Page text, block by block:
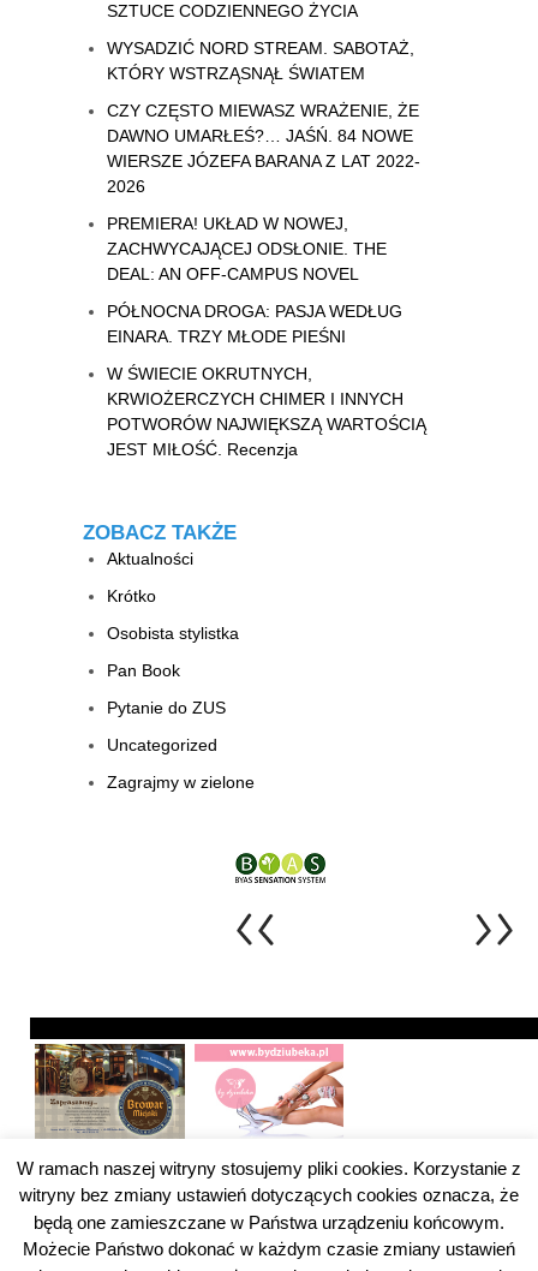
SZTUCE CODZIENNEGO ŻYCIA
WYSADZIĆ NORD STREAM. SABOTAŻ,
KTÓRY WSTRZĄSNĄŁ ŚWIATEM
CZY CZĘSTO MIEWASZ WRAŻENIE, ŻE
DAWNO UMARŁEŚ?… JAŚŃ. 84 NOWE
WIERSZE JÓZEFA BARANA Z LAT 2022-
2026
PREMIERA! UKŁAD W NOWEJ,
ZACHWYCAJĄCEJ ODSŁONIE. THE
DEAL: AN OFF-CAMPUS NOVEL
PÓŁNOCNA DROGA: PASJA WEDŁUG
EINARA. TRZY MŁODE PIEŚNI
W ŚWIECIE OKRUTNYCH,
KRWIOŻERCZYCH CHIMER I INNYCH
POTWORÓW NAJWIĘKSZĄ WARTOŚCIĄ
JEST MIŁOŚĆ. Recenzja
ZOBACZ TAKŻE
Aktualności
Krótko
Osobista stylistka
Pan Book
Pytanie do ZUS
Uncategorized
Zagrajmy w zielone
Pytanie do ZUS Kategoria Pytanie do ZUS
W ramach naszej witryny stosujemy pliki cookies. Korzystanie z
witryny bez zmiany ustawień dotyczących cookies oznacza, że
będą one zamieszczane w Państwa urządzeniu końcowym.
Możecie Państwo dokonać w każdym czasie zmiany ustawień